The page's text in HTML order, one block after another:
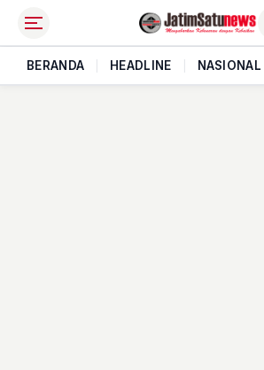
BERANDA HEADLINE NASIONAL